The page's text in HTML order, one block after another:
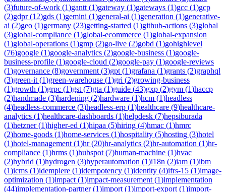
(3)future-of-work (1)gantt (1)gateway (1)gateways (1)gcc (1)gcp
(2)gdpr(12)gds (1)gemini (1)general-ai (1)generation (1)generative-
ai (2)geo (1)germany (23)getting-started (1)github-actions (3)global
(3)global-compliance (1)global-ecommerce (1)global-expansion
(1)global-operations (1)gmp (2)go-live (2)gobd (1)gohighlevel
(76)google (1)google-analytics (2)google-business (1)google-
business-profile (1)google-cloud (2)google-pay (1)google-reviews
(1)governance (8)government (3)gpt (1)grafana (1)grants (2)graphql
(3)green-it (1)green-warehouse (1)gri (2)growing-business
(1)growth (1)grpc (1)gst (7)gta (1)guide (43)gxp (2)gym (1)haccp
(2)handmade (3)hardening (2)hardware (1)hcm (1)headless
(4)headless-commerce (3)headless-erp (1)healthcare (9)healthcare-
analytics (1)healthcare-dashboards (1)helpdesk (7)hepsiburada
(1)hetzner(1)higher-ed (1)hipaa (5)hiring (4)hmac (1)hmrc
(2)home-goods (1)home-services (1)hospitality (5)hosting (3)hotel
(1)hotel-management (1)hr(20)hr-analytics (2)hr-automation (1)hr-
compliance (1)hrms (1)hubspot (7)human-machine (1)hvac
(2)hybrid (1)hydrogen (3)hyperautomation (1)i18n (2)iam (1)ibm
(1)icms (1)idempiere (1)idempotency (1)identity (4)ifrs-15 (1)image-
optimization (1)impact (1)impact-measurement (1)implementation
(44)implementation-partner(1)import (1)import-export (1)import-